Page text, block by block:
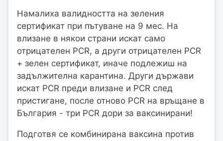
Намалиха валидността на зеления
сертификат при пътуване на 9 мес. На
влизане в някои страни искат само
отрицателен PCR, a други отрицателен PCR
+ зелен сертификат, иначе подлежиш на
задължителна карантина. Други държави
искат PCR преди влизане и PCR след
пристигане, после отново PCR на връщане в
България - три PCR дори за ваксинирани!
Подготвя се комбинирана ваксина против